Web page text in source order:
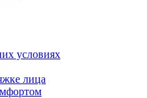
условиях
лица